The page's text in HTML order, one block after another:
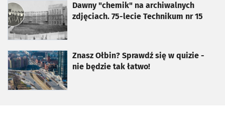
Dawny "chemik" na archiwalnych
zdjęciach. 75-lecie Technikum nr 15
otworzy się w nowej karcie
Znasz Ołbin? Sprawdź się w quizie -
nie będzie tak łatwo!
otworzy się w nowej karcie